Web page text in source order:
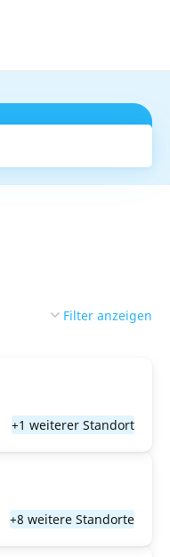
Filter anzeigen
+1 weiterer Standort
+8 weitere Standorte